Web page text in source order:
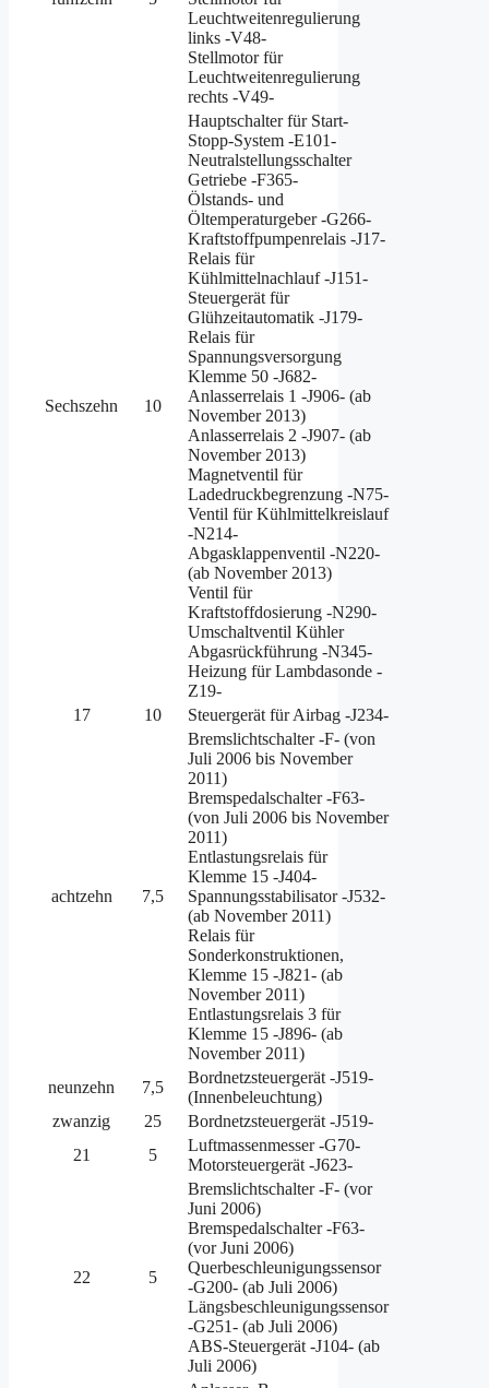
Leuchtweitenregulierung
links -V48-
Stellmotor für
Leuchtweitenregulierung
rechts -V49-
Sechszehn 10
Hauptschalter für Start-
Stopp-System -E101-
Neutralstellungsschalter
Getriebe -F365-
Ölstands- und
Öltemperaturgeber -G266-
Kraftstoffpumpenrelais -J17-
Relais für
Kühlmittelnachlauf -J151-
Steuergerät für
Glühzeitautomatik -J179-
Relais für
Spannungsversorgung
Klemme 50 -J682-
Anlasserrelais 1 -J906- (ab
November 2013)
Anlasserrelais 2 -J907- (ab
November 2013)
Magnetventil für
Ladedruckbegrenzung -N75-
Ventil für Kühlmittelkreislauf
-N214-
Abgasklappenventil -N220-
(ab November 2013)
Ventil für
Kraftstoffdosierung -N290-
Umschaltventil Kühler
Abgasrückführung -N345-
Heizung für Lambdasonde -
Z19-
17
10 Steuergerät für Airbag -J234-
achtzehn 7,5
Bremslichtschalter -F- (von
Juli 2006 bis November
2011)
Bremspedalschalter -F63-
(von Juli 2006 bis November
2011)
Entlastungsrelais für
Klemme 15 -J404-
Spannungsstabilisator -J532-
(ab November 2011)
Relais für
Sonderkonstruktionen,
Klemme 15 -J821- (ab
November 2011)
Entlastungsrelais 3 für
Klemme 15 -J896- (ab
November 2011)
neunzehn
7,5
Bordnetzsteuergerät -J519-
(Innenbeleuchtung)
zwanzig
25
Bordnetzsteuergerät -J519-
21
5
Luftmassenmesser -G70-
Motorsteuergerät -J623-
22 5
Bremslichtschalter -F- (vor
Juni 2006)
Bremspedalschalter -F63-
(vor Juni 2006)
Querbeschleunigungssensor
-G200- (ab Juli 2006)
Längsbeschleunigungssensor
-G251- (ab Juli 2006)
ABS-Steuergerät -J104- (ab
Juli 2006)